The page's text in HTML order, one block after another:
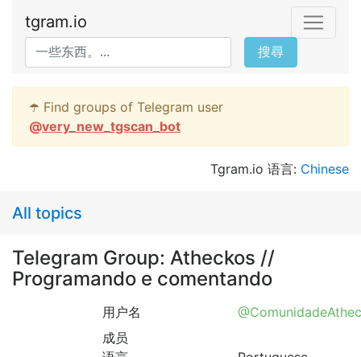
tgram.io
搜尋
☂️ Find groups of Telegram user
@very_new_tgscan_bot
Tgram.io 语言: Chinese
All topics
Telegram Group: Atheckos //
Programando e comentando
用户名
成员